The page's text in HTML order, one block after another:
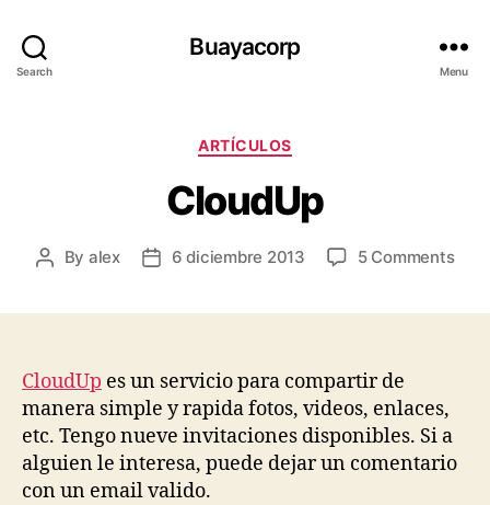
Search
Buayacorp
Menu
Categories
ARTÍ­CULOS
CloudUp
Post
By alex
Post6 diciembre 2013 5 Commentson
CloudUp es un servicio para compartir de
manera simple y rapida fotos, videos, enlaces,
etc. Tengo nueve invitaciones disponibles. Si a
alguien le interesa, puede dejar un comentario
con un email valido.